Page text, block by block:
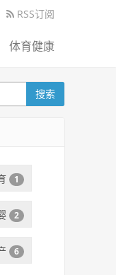
RSS订阅
体育健康
搜索
1
2
6